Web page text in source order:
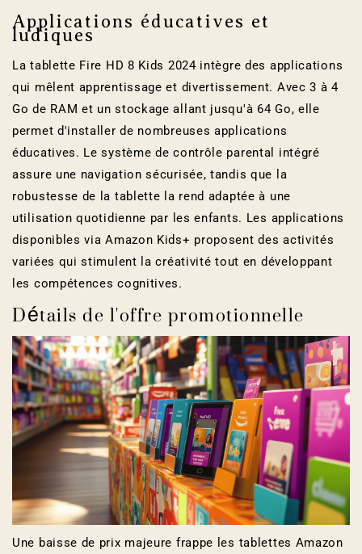
Applications éducatives et
ludiques
La tablette Fire HD 8 Kids 2024 intègre des applications
qui mêlent apprentissage et divertissement. Avec 3 à 4
Go de RAM et un stockage allant jusqu'à 64 Go, elle
permet d'installer de nombreuses applications
éducatives. Le système de contrôle parental intégré
assure une navigation sécurisée, tandis que la
robustesse de la tablette la rend adaptée à une
utilisation quotidienne par les enfants. Les applications
disponibles via Amazon Kids+ proposent des activités
variées qui stimulent la créativité tout en développant
les compétences cognitives.
Détails de l'offre promotionnelle
Une baisse de prix majeure frappe les tablettes Amazon